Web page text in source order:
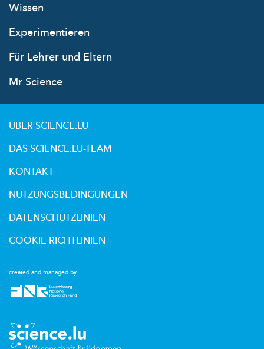
Wissen
Experimentieren
Für Lehrer und Eltern
Mr Science
created and managed by
ÜBER SCIENCE.LU
DAS SCIENCE.LU-TEAM
KONTAKT
NUTZUNGSBEDINGUNGEN
DATENSCHUTZLINIEN
COOKIE RICHTLINIEN